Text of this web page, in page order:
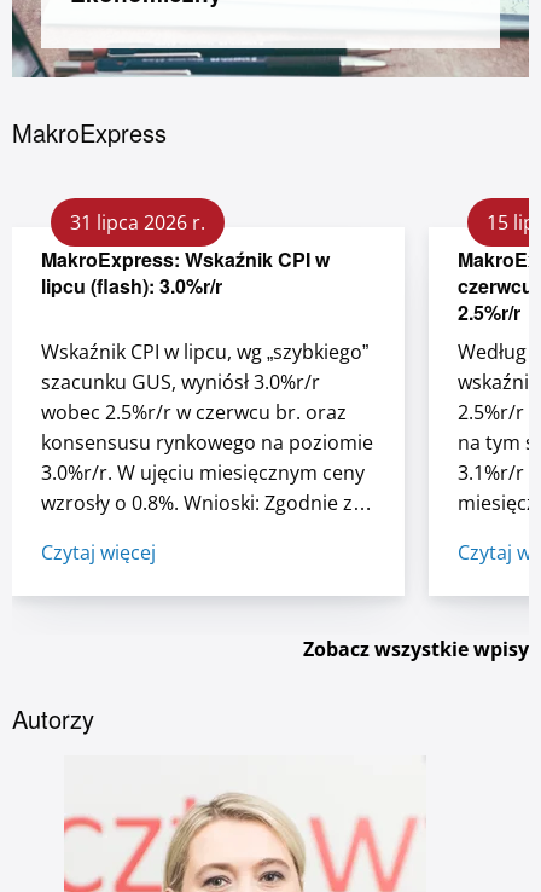
O bankowości mobilnej
MakroExpress
31 lipca 2026 r.
MakroExpress: Wskaźnik CPI w
lipcu (flash): 3.0%r/r
Wskaźnik CPI w lipcu, wg „szybkiego”
szacunku GUS, wyniósł 3.0%r/r
wobec 2.5%r/r w czerwcu br. oraz
konsensusu rynkowego na poziomie
3.0%r/r. W ujęciu miesięcznym ceny
wzrosły o 0.8%. Wnioski: Zgodnie z
przyspieszyła. ...
Czytaj więcej
15
czerwcu
2.5%r/r
Według
2.5%r/r
na tym
3.1%r/r
Czytaj
Zobacz wszystkie wpisy
Autorzy